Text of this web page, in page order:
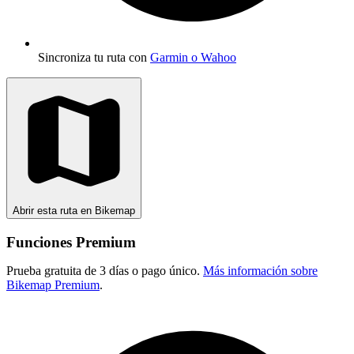
Sincroniza tu ruta con Garmin o Wahoo
Abrir esta ruta en Bikemap
Funciones Premium
Prueba gratuita de 3 días o pago único. Más información sobre
Bikemap Premium.